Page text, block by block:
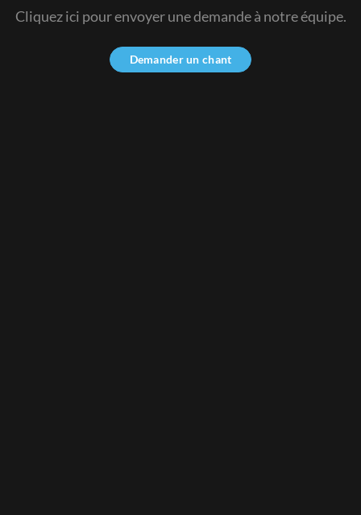
Cliquez ici pour envoyer une demande à notre équipe.
Demander un chant